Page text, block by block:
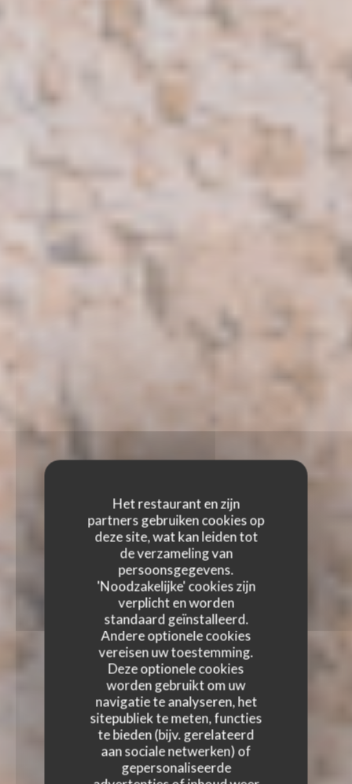
Het restaurant en zijn
partners gebruiken cookies op
deze site, wat kan leiden tot
de verzameling van
persoonsgegevens.
'Noodzakelijke' cookies zijn
verplicht en worden
standaard geïnstalleerd.
Andere optionele cookies
vereisen uw toestemming.
Deze optionele cookies
worden gebruikt om uw
navigatie te analyseren, het
sitepubliek te meten, functies
te bieden (bijv. gerelateerd
aan sociale netwerken) of
gepersonaliseerde